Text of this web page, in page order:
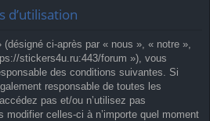
d’utilisation
ci-après par « nous », « notre »,
stickers4u.ru:443/forum »), vous
des conditions suivantes. Si
responsable de toutes les
pas et/ou n’utilisez pas
celles-ci à n’importe quel moment